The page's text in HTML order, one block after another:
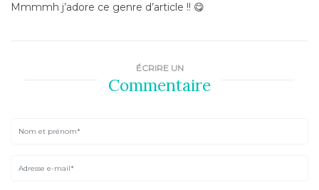
Mmmmh j’adore ce genre d’article !! 😋
ÉCRIRE UN
Commentaire